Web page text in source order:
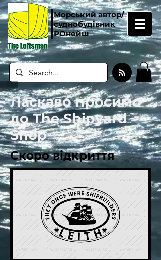
Морський автор/
суднобудівник
РОнейш
Ласкаво просимо
до The Shipyard
Shop
Скоро відкриття